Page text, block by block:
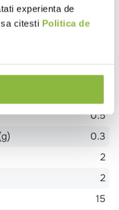
experienta de
citesti Politica de
LAPTE.
308
0.5
0.3
2
2
15